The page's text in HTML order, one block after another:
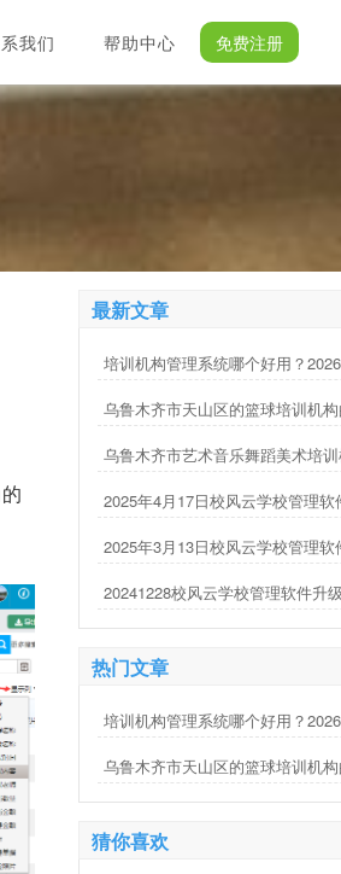
免费注册
我们 帮助中心
最新文章
培训机构管理系统哪个好用？
管理软件推荐与选型指南
乌鲁木齐市天山区的篮球培训机
址、电话等信息整理
乌鲁木齐市艺术音乐舞蹈美术培
地址电话整理
2025年4月17日校风云学校管理软
2025年3月13日校风云学校管理软
20241228校风云学校管理软件升
热门文章
培训机构管理系统哪个好用？
管理软件推荐与选型指南
乌鲁木齐市天山区的篮球培训机
猜你喜欢